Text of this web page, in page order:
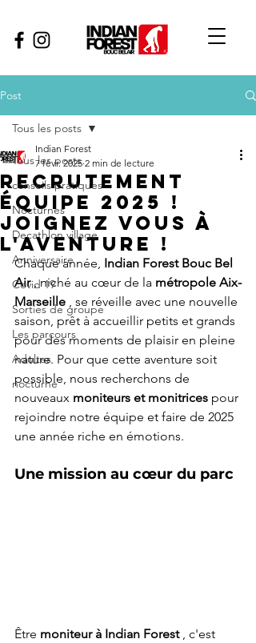
Post
Tous les posts
conseils pratiques
Nocturnes
Decathlon village
Anniversaire
Covid 19
Sorties de groupe
Les parcours
Adultes
nocturne
Tous les posts
Recrutement
équipe 2025 !
Joignez vous à
l'aventure !
Indian Forest
7 févr. 2025 2 min de lecture
Chaque année, Indian Forest Bouc Bel
Air , niché au cœur de la métropole Aix-
Marseille , se réveille avec une nouvelle
saison, prêt à accueillir petits et grands
pour des moments de plaisir en pleine
nature. Pour que cette aventure soit
possible, nous recherchons de
nouveaux moniteurs et monitrices pour
rejoindre notre équipe et faire de 2025
une année riche en émotions.
Une mission au cœur du parc
Être moniteur à Indian Forest , c'est